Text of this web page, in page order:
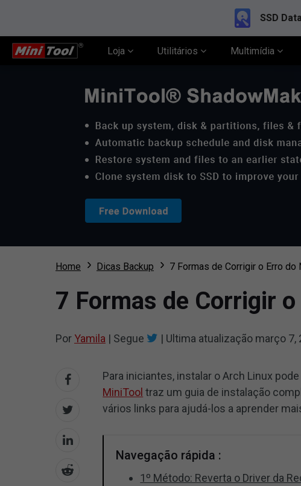
SSD
Loja Utilitários Multimídia
Home Dicas Backup 7 Formas de Corrigir o Erro
7 Formas de Corrigir
Por Yamila | Segue | Ultima atualização março 7,
Para iniciantes, instalar o Arch Linux
MiniTool traz um guia de instalação
vários links para ajudá-los a aprender
Navegação rápida :
1º Método: Reverta o Driver da